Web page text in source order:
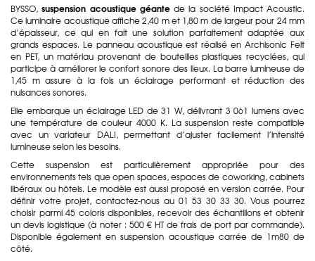
BYSSO,suspension acoustique géantede la société Impact Acoustic.
Ce luminaire acoustique affiche 2,40 m et 1,80 m de largeur pour 24 mm
d’épaisseur, ce qui en fait une solution parfaitement adaptée aux
grands espaces. Le panneau acoustique est réalisé en Archisonic Felt
en PET, un matériau provenant de bouteilles plastiques recyclées, qui
participe à améliorer le confort sonore des lieux. La barre lumineuse de
1,45 m assure à la fois un éclairage performant et réduction des
nuisances sonores.
Elle embarque un éclairage LED de 31 W, délivrant 3 061 lumens avec
une température de couleur 4000 K. La suspension reste compatible
avec un variateur DALI, permettant d’ajuster facilement l’intensité
lumineuse selon les besoins.
Cette suspension est particulièrement appropriée pour des
environnements tels que open spaces, espaces de coworking, cabinets
libéraux ou hôtels. Le modèle est aussi proposé en version carrée. Pour
définir votre projet, contactez-nous au 01 53 30 33 30. Vous pourrez
choisir parmi 45 coloris disponibles, recevoir des échantillons et obtenir
un devis logistique (à noter : 500 € HT de frais de port par commande).
Disponible également en suspension acoustique carrée de 1m80 de
côté.